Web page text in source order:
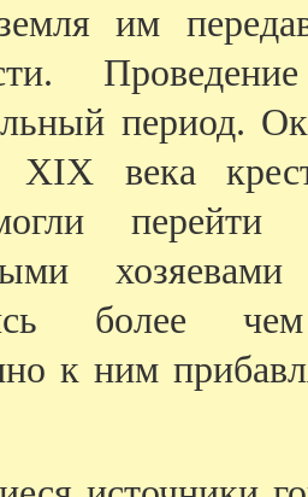
им
период.
XIX века
более
к ним